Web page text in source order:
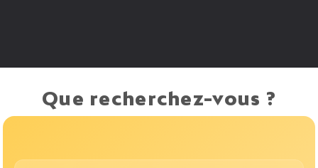
Que recherchez-vous ?